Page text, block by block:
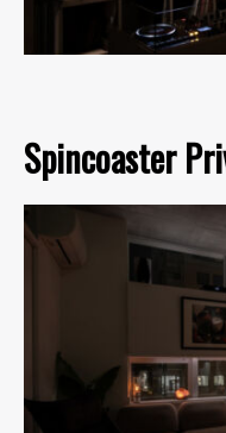
Spincoaster